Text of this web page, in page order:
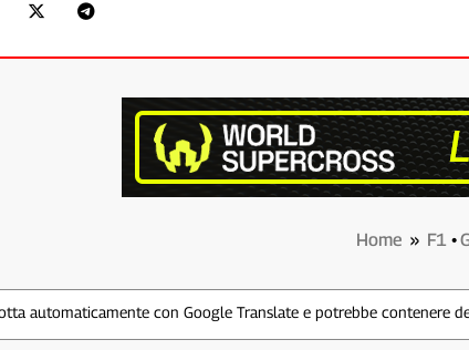
Home » F1 •
automaticamente con Google Translate e potrebbe contenere